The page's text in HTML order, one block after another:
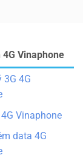
Vinaphone
3G 4G
Vinaphone
data 4G